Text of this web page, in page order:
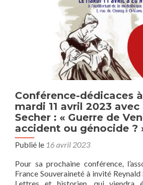
Conférence-dédicaces
mardi 11 avril 2023 avec
Secher : « Guerre de
accident ou génocide ?
Publié le 16 avril 2023
Pour sa prochaine conférence,
France Souveraineté à invité Reynald